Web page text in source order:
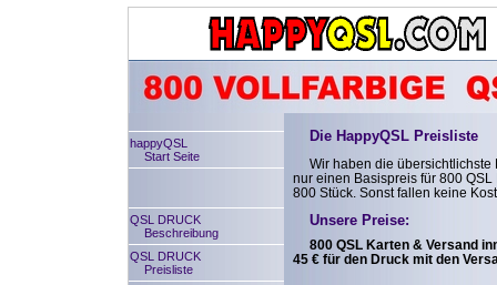
happyQSL
Start Seite
QSL DRUCK
Beschreibung
QSL DRUCK
Preisliste
Die HappyQSL Preisliste
Wir haben die übersichtlichste
nur einen Basispreis für 800
800 Stück. Sonst fallen keine
Unsere Preise:
800 QSL Karten & Versand
45 € für den Druck mit den